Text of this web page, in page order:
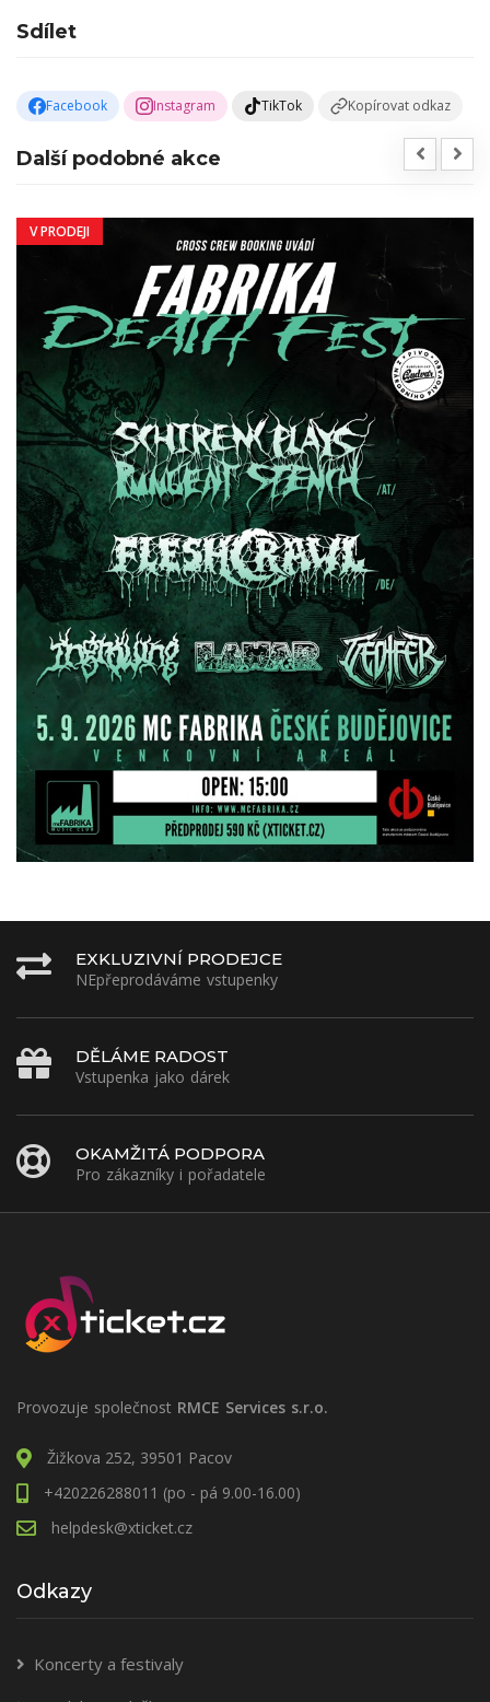
Sdílet
Facebook Instagram TikTok Kopírovat odkaz
Další podobné akce
V PRODEJI
EXKLUZIVNÍ PRODEJCE
NEpřeprodáváme vstupenky
DĚLÁME RADOST
Vstupenka jako dárek
OKAMŽITÁ PODPORA
Pro zákazníky i pořadatele
Provozuje společnost RMCE Services s.r.o.
Žižkova 252, 39501 Pacov
+420226288011 (po - pá 9.00-16.00)
helpdesk@xticket.cz
Odkazy
Koncerty a festivaly